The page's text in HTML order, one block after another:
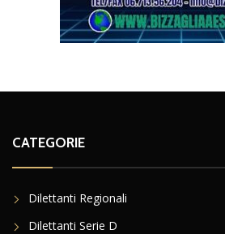
CATEGORIE
Dilettanti Regionali
Dilettanti Serie D